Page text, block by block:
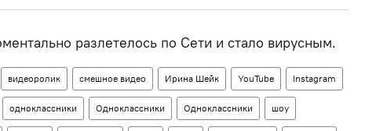
разлетелось по Сети и стало вирусным.
видеоролик смешное видео Ирина Шейк YouTube Instagram
одноклассники Одноклассники Одноклассники шоу